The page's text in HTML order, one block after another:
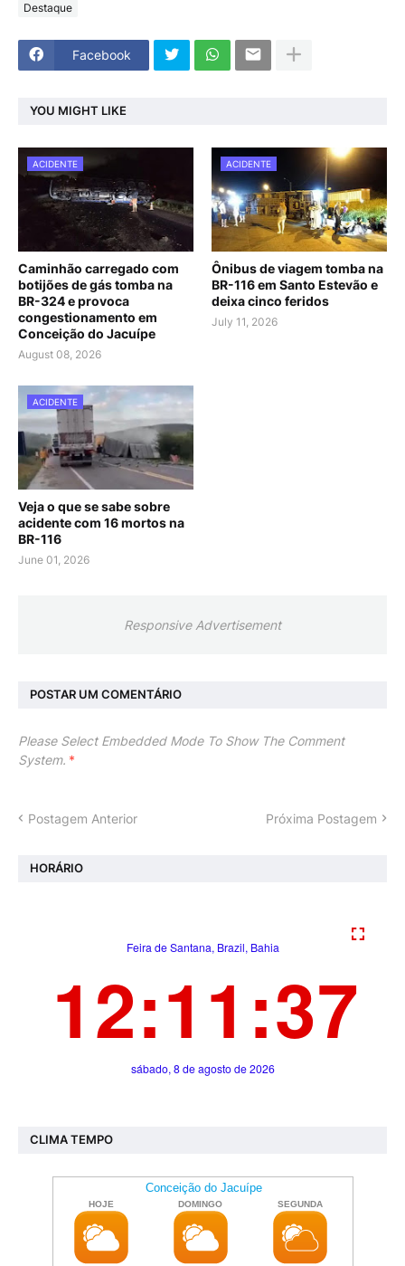
Destaque
Facebook
YOU MIGHT LIKE
ACIDENTE
Caminhão carregado com
botijões de gás tomba na
BR-324 e provoca
congestionamento em
Conceição do Jacuípe
August 08, 2026
ACIDENTE
Ônibus de viagem tomba na
BR-116 em Santo Estevão e
deixa cinco feridos
July 11, 2026
ACIDENTE
Veja o que se sabe sobre
acidente com 16 mortos na
BR-116
June 01, 2026
Responsive Advertisement
POSTAR UM COMENTÁRIO
Please Select Embedded Mode To Show The Comment
System. *
Postagem Anterior Próxima Postagem
HORÁRIO
CLIMA TEMPO